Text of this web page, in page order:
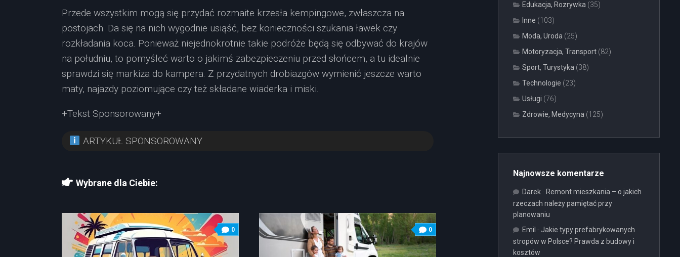
Przede wszystkim mogą się przydać rozmaite krzesła kempingowe, zwłaszcza na
postojach. Da się na nich wygodnie usiąść, bez konieczności szukania ławek czy
rozkładania koca. Ponieważ niejednokrotnie takie podróże będą się odbywać do krajów
na południu, to pomyśleć warto o jakimś zabezpieczeniu przed słońcem, a tu idealnie
sprawdzi się markiza do kampera. Z przydatnych drobiazgów wymienić jeszcze warto
maty, najazdy poziomujące czy też składane wiaderka i miski.
+Tekst Sponsorowany+
ARTYKUŁ SPONSOROWANY
Wybrane dla Ciebie:
0 0
Edukacja, Rozrywka (35)
Inne (103)
Moda, Uroda (25)
Motoryzacja, Transport (82)
Sport, Turystyka (38)
Technologie (23)
Usługi (76)
Zdrowie, Medycyna (125)
Najnowsze komentarze
Darek- Remont mieszkania – o jakich
rzeczach należy pamiętać przy
planowaniu
Emil - Jakie typy prefabrykowanych
stropów w Polsce? Prawda z budowy i
kosztów